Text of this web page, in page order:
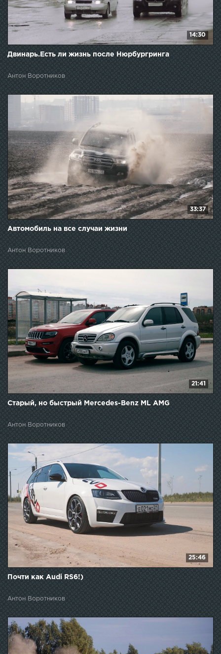
14:30
Двинарь.Есть ли жизнь после Нюрбургринга
Антон Воротников
33:37
Автомобиль на все случаи жизни
Антон Воротников
21:41
Старый, но быстрый Mercedes-Benz ML AMG
Антон Воротников
25:46
Почти как Audi RS6!)
Антон Воротников